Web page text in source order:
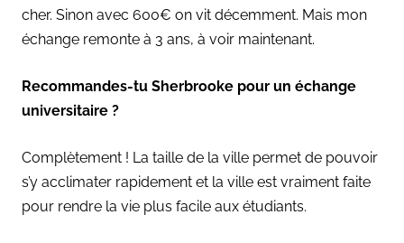
cher. Sinon avec 600€ on vit décemment. Mais mon
échange remonte à 3 ans, à voir maintenant.
Recommandes-tu Sherbrooke pour un échange
universitaire ?
Complètement ! La taille de la ville permet de pouvoir
s’y acclimater rapidement et la ville est vraiment faite
pour rendre la vie plus facile aux étudiants.